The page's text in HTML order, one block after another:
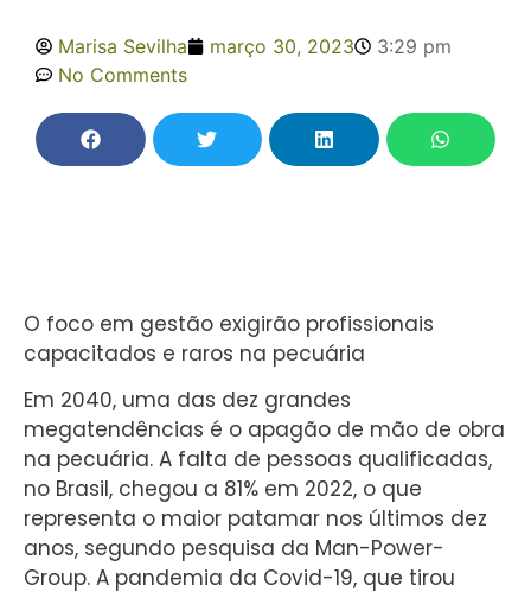
Marisa Sevilha março 30, 2023
3:29 pm
No Comments
O foco em gestão exigirão profissionais
capacitados e raros na pecuária
Em 2040, uma das dez grandes
megatendências é o apagão de mão de obra
na pecuária. A falta de pessoas qualificadas,
no Brasil, chegou a 81% em 2022, o que
representa o maior patamar nos últimos dez
anos, segundo pesquisa da Man-Power-
Group. A pandemia da Covid-19, que tirou